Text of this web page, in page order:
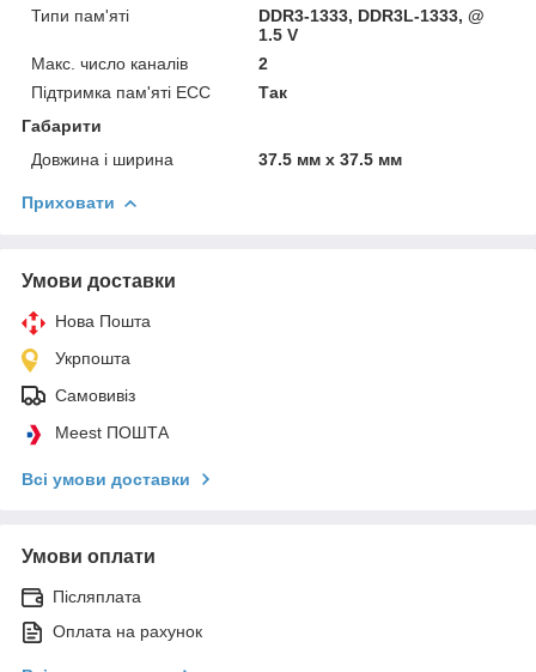
Типи пам'яті
DDR3-1333, DDR3L-1333, @
1.5 V
Макс. число каналів
2
Підтримка пам'яті ECC
Так
Габарити
Довжина і ширина
37.5 мм х 37.5 мм
Приховати
Умови доставки
Нова Пошта
Укрпошта
Самовивіз
Meest ПОШТА
Всі умови доставки
Умови оплати
Післяплата
Оплата на рахунок